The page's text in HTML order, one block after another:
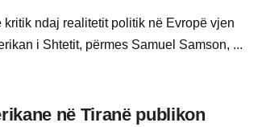
kritik ndaj realitetit politik në Evropë vjen
i Shtetit, përmes Samuel Samson, ...
në Tiranë publikon